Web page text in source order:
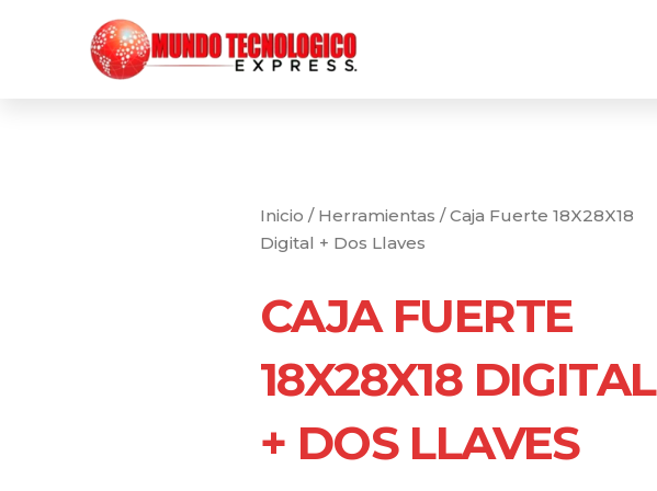
Inicio / Herramientas / Caja Fuerte 18X28X18
Digital + Dos Llaves
CAJA FUERTE
18X28X18 DIGITAL
+ DOS LLAVES